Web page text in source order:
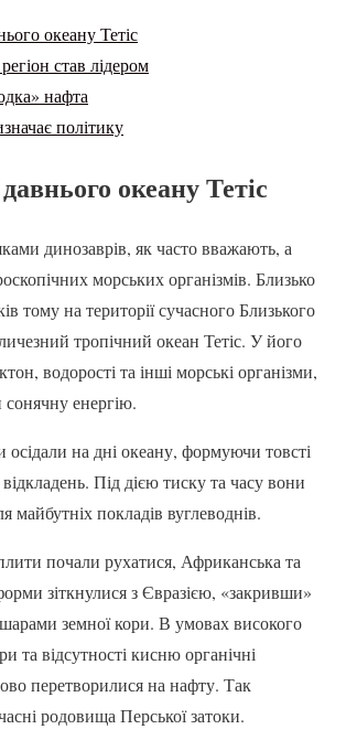
океану Тетіс
став лідером
нафта
політику
океану Тетіс
динозаврів, як часто вважають, а
морських організмів. Близько
тому на території сучасного Близького
тропічний океан Тетіс. У його
водорості та інші морські організми,
сонячну енергію.
осідали на дні океану, формуючи товсті
Під дією тиску та часу вони
майбутніх покладів вуглеводнів.
почали рухатися, Африканська та
зіткнулися з Євразією, «закривши»
земної кори. В умовах високого
та відсутності кисню органічні
перетворилися на нафту. Так
родовища Перської затоки.